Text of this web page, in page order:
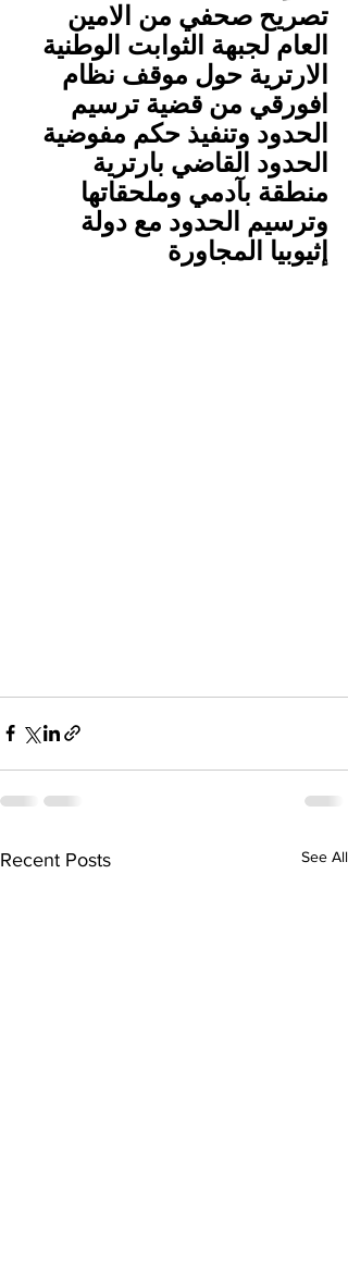
تصريح صحفي من الامين
العام لجبهة الثوابت الوطنية
الارترية حول موقف نظام
افورقي من قضية ترسيم
الحدود وتنفيذ حكم مفوضية
الحدود القاضي بارترية
منطقة بآدمي وملحقاتها
وترسيم الحدود مع دولة
إثيوبيا المجاورة
Recent Posts See All